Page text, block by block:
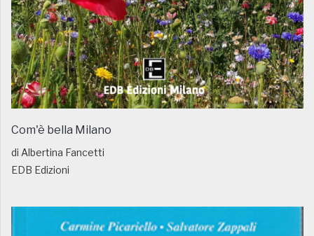
Com'è bella Milano
di Albertina Fancetti
EDB Edizioni